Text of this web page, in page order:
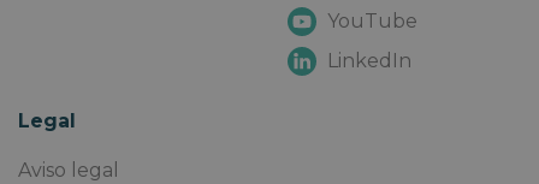
YouTube
LinkedIn
Legal
Aviso legal